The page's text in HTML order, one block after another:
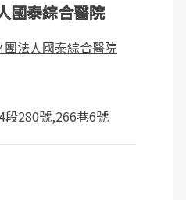
國泰綜合醫院
團法人國泰綜合醫院
段280號,266巷6號